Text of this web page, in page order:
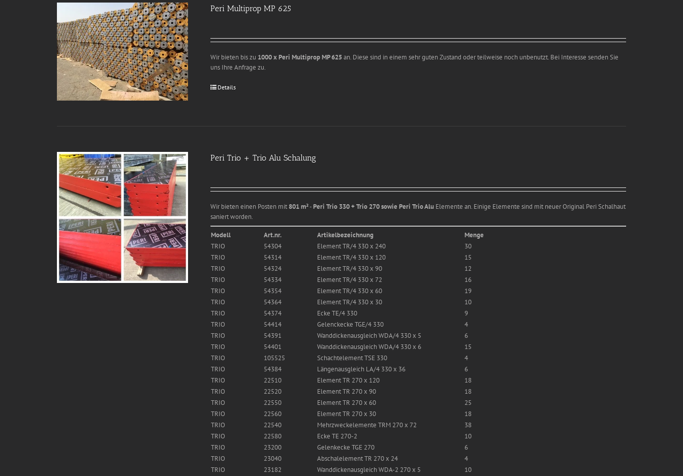
Peri Multiprop MP 625
Wir bieten bis zu 1000 x Peri Multiprop MP 625an. Diese sind in einem sehr guten Zustand oder teilweise noch unbenutzt. Bei Interesse senden Sie
uns Ihre Anfrage zu.
Details
Peri Trio + Trio Alu Schalung
Wir bieten einen Posten mit 801 m²-Peri Trio 330 + Trio 270 sowie Peri Trio Alu Elemente an. Einige Elemente sind mit neuer Original Peri Schalhaut
saniert worden.
Modell Art.nr. Artikelbezeichnung
Menge
TRIO
54304 Element TR/4 330 x 240
30
TRIO
54314 Element TR/4 330 x 120
15
TRIO
54324 Element TR/4 330 x 90
12
TRIO
54334 Element TR/4 330 x 72
16
TRIO
54354 Element TR/4 330 x 60
19
TRIO
54364 Element TR/4 330 x 30
10
TRIO
54374 Ecke TE/4 330
9
TRIO
54414 Gelenckecke TGE/4 330
4
TRIO
54391 Wanddickenausgleich WDA/4 330 x 5
6
TRIO
54401 Wanddickenausgleich WDA/4 330 x 6
15
TRIO
105525 Schachtelement TSE 330
4
TRIO
54384 Längenausgleich LA/4 330 x 36
6
TRIO
22510 Element TR 270 x 120
18
TRIO
22520 Element TR 270 x 90
18
TRIO
22550 Element TR 270 x 60
25
TRIO
22560 Element TR 270 x 30
18
TRIO
22540 Mehrzweckelemente TRM 270 x 72
38
TRIO
22580 Ecke TE 270-2
10
TRIO
23200 Gelenkecke TGE 270
6
TRIO
23040 Abschalelement TR 270 x 24
4
TRIO
23182 Wanddickenausgleich WDA-2 270 x 5
10